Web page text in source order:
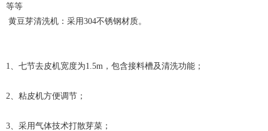
等等
黄豆芽清洗机：采用304不锈钢材质。
1、七节去皮机宽度为1.5m，包含接料槽及清洗功能；
2、粘皮机方便调节；
3、采用气体技术打散芽菜；